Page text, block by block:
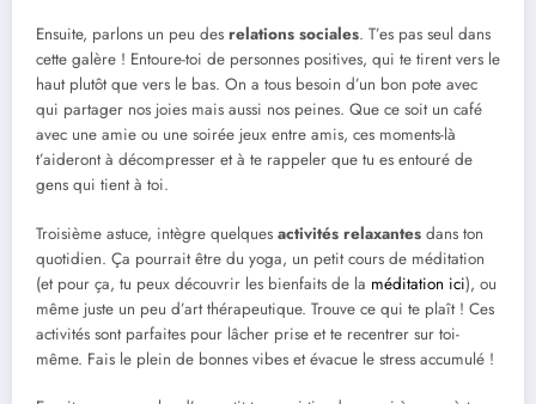
Ensuite, parlons un peu des relations sociales. T’es pas seul dans
cette galère ! Entoure-toi de personnes positives, qui te tirent vers le
haut plutôt que vers le bas. On a tous besoin d’un bon pote avec
qui partager nos joies mais aussi nos peines. Que ce soit un café
avec une amie ou une soirée jeux entre amis, ces moments-là
t’aideront à décompresser et à te rappeler que tu es entouré de
gens qui tient à toi.
Troisième astuce, intègre quelques activités relaxantes dans ton
quotidien. Ça pourrait être du yoga, un petit cours de méditation
(et pour ça, tu peux découvrir les bienfaits de la méditation ici), ou
même juste un peu d’art thérapeutique. Trouve ce qui te plaît ! Ces
activités sont parfaites pour lâcher prise et te recentrer sur toi-
même. Fais le plein de bonnes vibes et évacue le stress accumulé !